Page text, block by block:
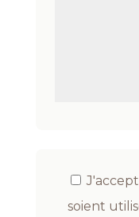
soient